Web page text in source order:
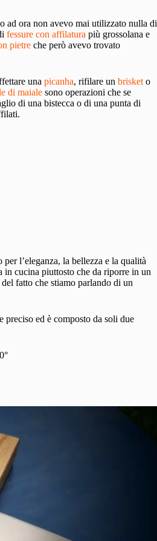
ad ora non avevo mai utilizzato nulla di
fessure con affilatura più grossolana e
pietre che però avevo trovato
una picanha, rifilare un brisket o
di maiale sono operazioni che se
di una bistecca o di una punta di
l’eleganza, la bellezza e la qualità
in cucina piuttosto che da riporre in un
fatto che stiamo parlando di un
preciso ed è composto da soli due